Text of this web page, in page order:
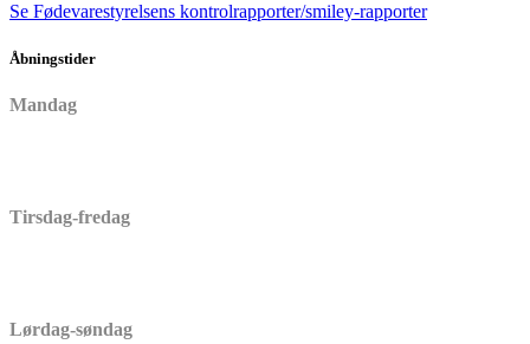
Se Fødevarestyrelsens kontrolrapporter/smiley-rapporter
Åbningstider
Mandag
Tirsdag-fredag
Lørdag-søndag